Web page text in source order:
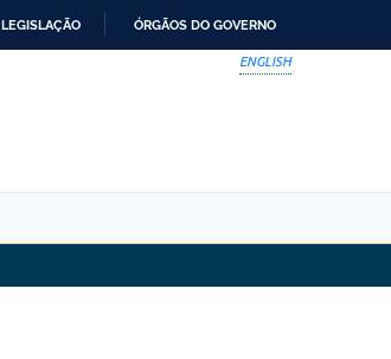
LEGISLAÇÃO ÓRGÃOS DO GOVERNO
ENGLISH